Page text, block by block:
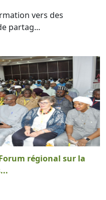
vers des
partag...
régional sur la